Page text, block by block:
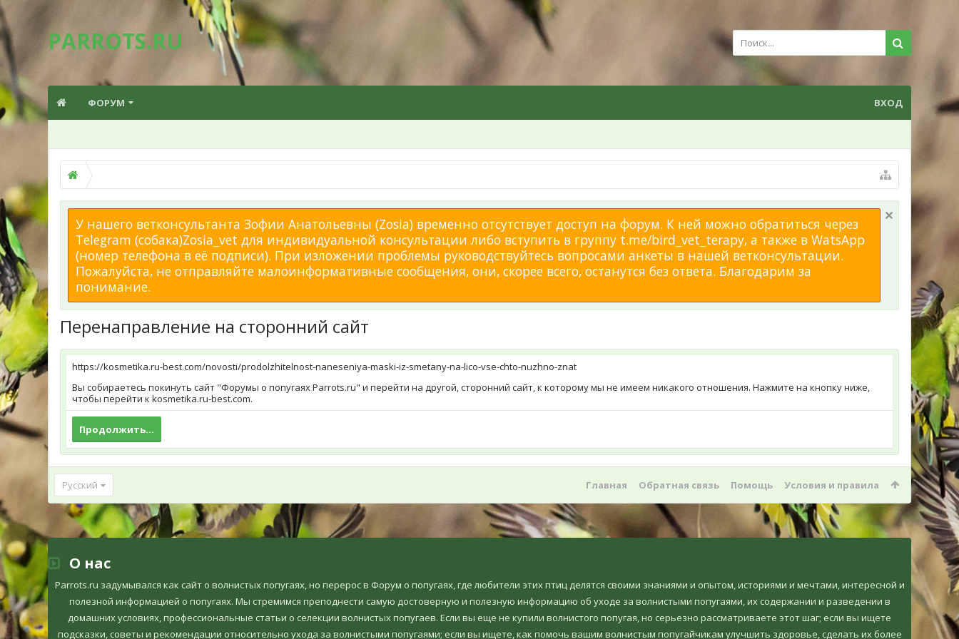
PARROTS.RU
ФОРУМ ВХОД
У нашего ветконсультанта Зофии Анатольевны (Zosia) временно отсутствует доступ на форум. К ней можно обратиться через
Telegram (собака)Zosia_vet для индивидуальной консультации либо вступить в группу t.me/bird_vet_terapy, а также в WatsApp
(номер телефона в её подписи). При изложении проблемы руководствуйтесь вопросами анкеты в нашей ветконсультации.
Пожалуйста, не отправляйте малоинформативные сообщения, они, скорее всего, останутся без ответа. Благодарим за
понимание.
Перенаправление на сторонний сайт
https://kosmetika.ru-best.com/novosti/prodolzhitelnost-naneseniya-maski-iz-smetany-na-lico-vse-chto-nuzhno-znat
Вы собираетесь покинуть сайт "Форумы о попугаях Parrots.ru" и перейти на другой, сторонний сайт, к которому мы не имеем никакого отношения. Нажмите на кнопку ниже,
чтобы перейти к kosmetika.ru-best.com.
Продолжить...
Русский Главная Обратная связь Помощь Условия и правила
О нас
Parrots.ru задумывался как сайт о волнистых попугаях, но перерос в Форум о попугаях, где любители этих птиц делятся своими знаниями и опытом, историями и мечтами, интересной и
полезной информацией о попугаях. Мы стремимся преподнести самую достоверную и полезную информацию об уходе за волнистыми попугаями, их содержании и разведении в
домашних условиях, профессиональные статьи о селекции волнистых попугаев. Если вы еще не купили волнистого попугая, но серьезно рассматриваете этот шаг; если вы ищете
подсказки, советы и рекомендации относительно ухода за волнистыми попугаями; если вы ищете, как помочь вашим волнистым попугайчикам улучшить здоровье, сделать их более